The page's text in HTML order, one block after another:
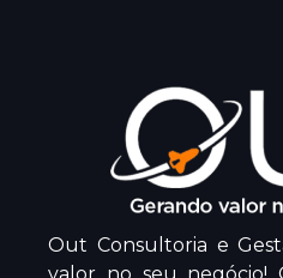
Out Consultoria e